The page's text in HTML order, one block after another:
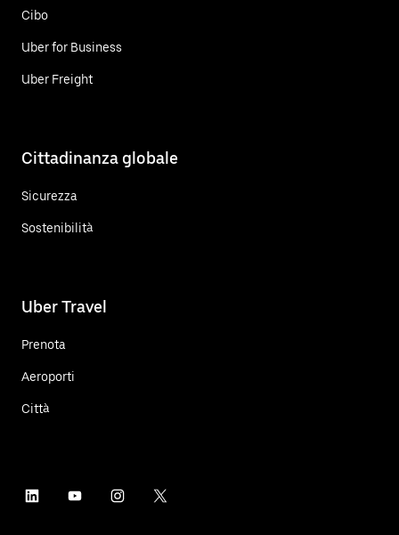
Cibo
Uber for Business
Uber Freight
Cittadinanza globale
Sicurezza
Sostenibilità
Uber Travel
Prenota
Aeroporti
Città